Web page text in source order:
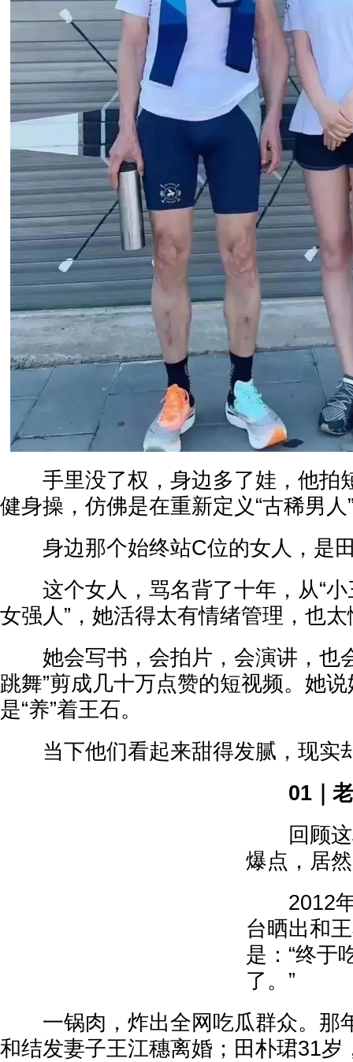
手里没了权，身边多了娃，他拍
健身操，仿佛是在重新定义“古稀男人
身边那个始终站C位的女人，是
这个女人，骂名背了十年，从“小
女强人”，她活得太有情绪管理，也
她会写书，会拍片，会演讲，也会
跳舞”剪成几十万点赞的短视频。她
是“养”着王石。
当下他们看起来甜得发腻，现实
01｜
回顾这
爆点，居
2012年
台晒出和
是：“终于
了。”
一锅肉，炸出全网吃瓜群众。那
和结发妻子王江穗离婚；田朴珺31岁